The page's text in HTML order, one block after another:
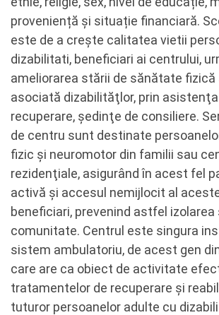
proveniență și situație financiară.
este de a crește calitatea vietii
dizabilitati, beneficiari ai centrului,
ameliorarea stării de sănătate fizică
asociată dizabilităţlor, prin
recuperare, şedinţe de consiliere.
de centru sunt destinate
fizic şi neuromotor din familii sau
rezidenţiale, asigurând în acest fel
activă şi accesul nemijlocit al
beneficiari, prevenind astfel izolarea
comunitate. Centrul este singura
sistem ambulatoriu, de acest gen
care are ca obiect de activitate
tratamentelor de recuperare şi
tuturor persoanelor adulte cu